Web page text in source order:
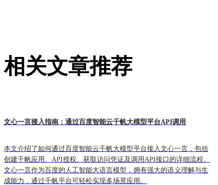
相关文章推荐
文心一言接入指南：通过百度智能云千帆大模型平台API调用
本文介绍了如何通过百度智能云千帆大模型平台接入文心一言，包括
创建千帆应用、API授权、获取访问凭证及调用API接口的详细流程。
文心一言作为百度的人工智能大语言模型，拥有强大的语义理解与生
成能力，通过千帆平台可轻松实现多场景应用。